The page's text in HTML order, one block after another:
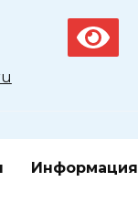
Информация